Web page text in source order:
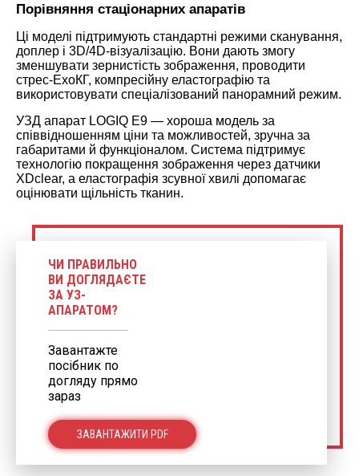
Порівняння стаціонарних апаратів
Ці моделі підтримують стандартні режими сканування,
доплер і 3D/4D-візуалізацію. Вони дають змогу
зменшувати зернистість зображення, проводити
стрес-ЕхоКГ, компресійну еластографію та
використовувати спеціалізований панорамний режим.
УЗД апарат LOGIQ E9 — хороша модель за
співвідношенням ціни та можливостей, зручна за
габаритами й функціоналом. Система підтримує
технологію покращення зображення через датчики
XDclear, а еластографія зсувної хвилі допомагає
оцінювати щільність тканин.
ЧИ ПРАВИЛЬНО
ВИ ДОГЛЯДАЄТЕ
ЗА УЗ-
АПАРАТОМ?
Завантажте
посібник по
догляду прямо
зараз
ЗАВАНТАЖИТИ PDF